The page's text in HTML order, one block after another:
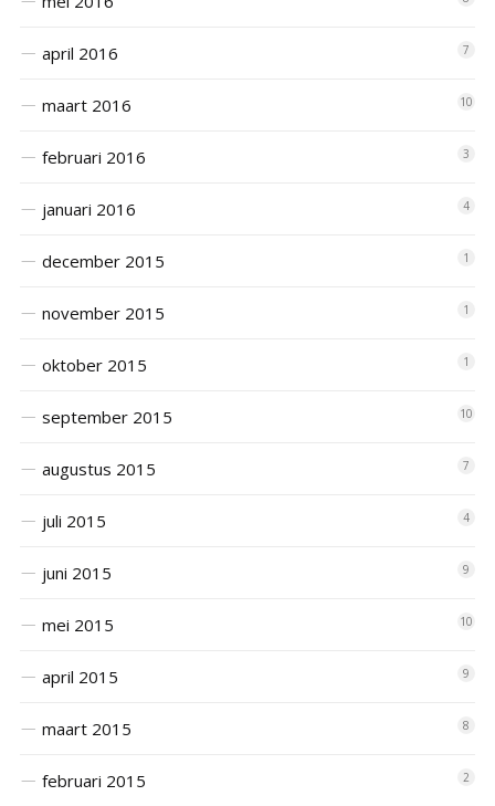
april 2016 7
maart 2016 10
februari 2016 3
januari 2016 4
december 2015 1
november 2015 1
oktober 2015 1
september 2015 10
augustus 2015 7
juli 2015 4
juni 2015 9
mei 2015 10
april 2015 9
maart 2015 8
februari 2015 2